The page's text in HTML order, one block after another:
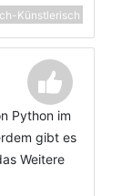
Künstlerisch
Python im
gibt es
Weitere